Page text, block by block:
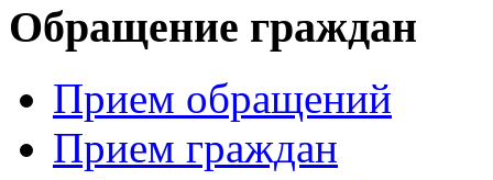
Обращение граждан
Прием обращений
Прием граждан